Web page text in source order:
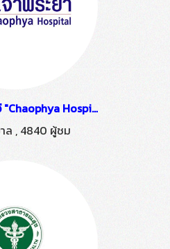
ระบบดิจิตอลทีวี "Chaophya Hospital" ติดตั้งโดย HSTN
ล , 4840 ผู้ชม